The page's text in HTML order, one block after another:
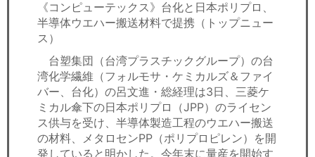
《コンピューテックス》台化と日本ポリプロ、
半導体ウエハー搬送材料で提携（トップニュー
ス）
台塑集団（台湾プラスチックグループ）の台
湾化学繊維（フォルモサ・ケミカルズ＆ファイ
バー、台化）の呂文進・総経理は3日、三菱ケ
ミカル傘下の日本ポリプロ（JPP）のライセン
ス供与を受け、半導体製造工程のウエハー搬送
の材料、メタロセンPP（ポリプロピレン）を開
発していると明かした。今年末に量産を開始す